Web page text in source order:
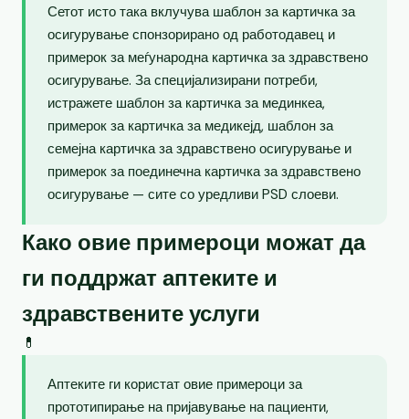
Сетот исто така вклучува шаблон за картичка за
осигурување спонзорирано од работодавец и
примерок за меѓународна картичка за здравствено
осигурување. За специјализирани потреби,
истражете шаблон за картичка за мединкеа,
примерок за картичка за медикејд, шаблон за
семејна картичка за здравствено осигурување и
примерок за поединечна картичка за здравствено
осигурување — сите со уредливи PSD слоеви.
Како овие примероци можат да
ги поддржат аптеките и
здравствените услуги
💊
Аптеките ги користат овие примероци за
прототипирање на пријавување на пациенти,